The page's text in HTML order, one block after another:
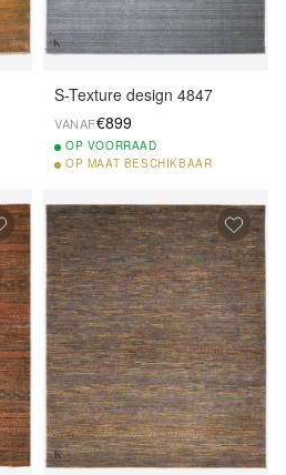
S-Texture design 4847
VANAF€899
OP VOORRAAD
OP MAAT BESCHIKBAAR